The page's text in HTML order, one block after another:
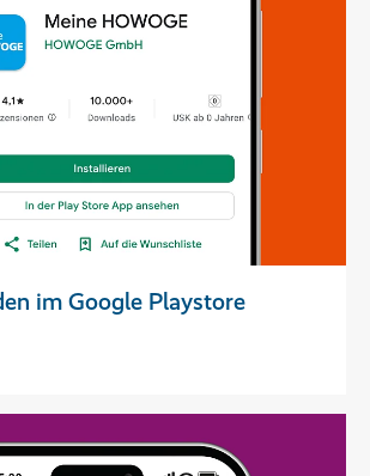
im Google Playstore